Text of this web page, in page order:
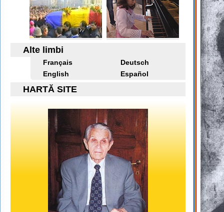
Alte limbi
Français
Deutsch
English
Español
HARTĂ SITE